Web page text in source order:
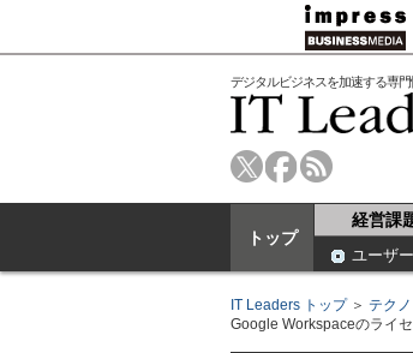
デジタルビジネスを加速する専門
トップ
経営課
ユーザ
IT Leaders トップ＞ テク
Google Workspaceのライ